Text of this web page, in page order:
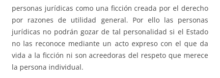
personas jurídicas como una ficción creada por el derecho
por razones de utilidad general. Por ello las personas
jurídicas no podrán gozar de tal personalidad si el Estado
no las reconoce mediante un acto expreso con el que da
vida a la ficción ni son acreedoras del respeto que merece
la persona individual.